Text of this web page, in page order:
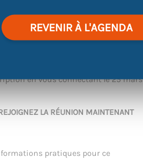
REVENIR À L'AGENDA
le 22 avril prochain (lieu
en vous connectant le 25 mars
LA RÉUNION MAINTENANT
pratiques pour ce